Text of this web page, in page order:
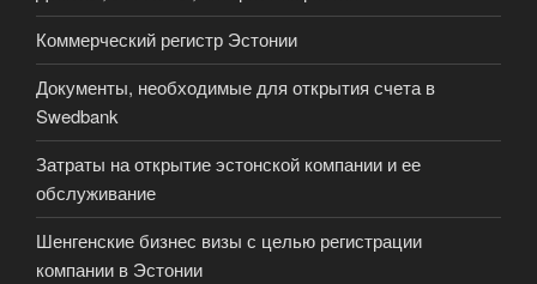
Коммерческий регистр Эстонии
Документы, необходимые для открытия счета в
Swedbank
Затраты на открытие эстонской компании и ее
обслуживание
Шенгенские бизнес визы с целью регистрации
компании в Эстонии